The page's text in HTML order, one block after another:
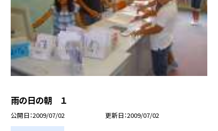
雨の日の朝 １
公開日 2009/07/02 更新日 2009/07/02